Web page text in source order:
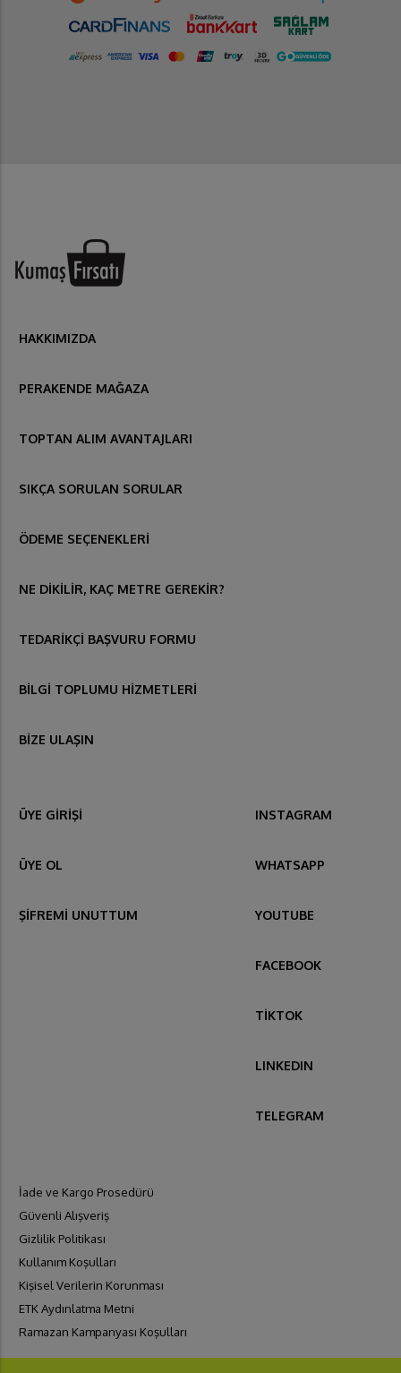
HAKKIMIZDA
PERAKENDE MAĞAZA
TOPTAN ALIM AVANTAJLARI
SIKÇA SORULAN SORULAR
ÖDEME SEÇENEKLERİ
NE DİKİLİR, KAÇ METRE GEREKİR?
TEDARİKÇİ BAŞVURU FORMU
BİLGİ TOPLUMU HİZMETLERİ
BİZE ULAŞIN
ÜYE GİRİŞİ
ÜYE OL
ŞİFREMİ UNUTTUM
INSTAGRAM
WHATSAPP
YOUTUBE
FACEBOOK
TİKTOK
LINKEDIN
TELEGRAM
İade ve Kargo Prosedürü
Güvenli Alışveriş
Gizlilik Politikası
Kullanım Koşulları
Kişisel Verilerin Korunması
ETK Aydınlatma Metni
Ramazan Kampanyası Koşulları